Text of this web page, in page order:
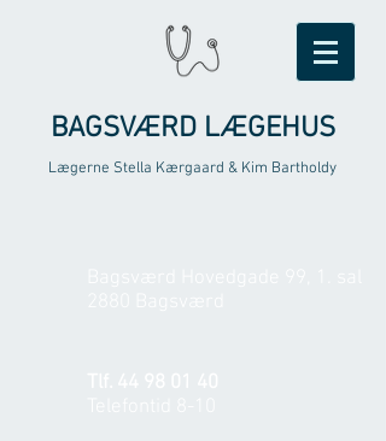
BAGSVÆRD LÆGEHUS
Lægerne Stella Kærgaard & Kim Bartholdy